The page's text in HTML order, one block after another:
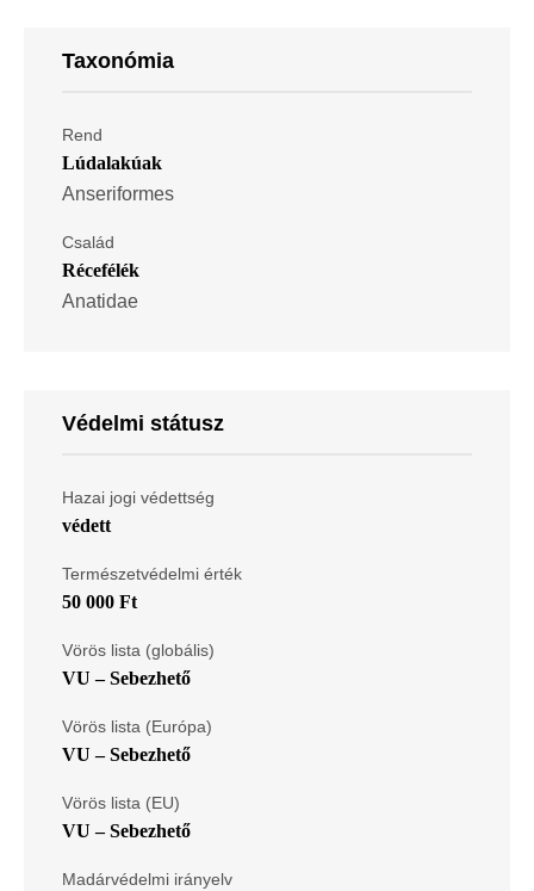
Taxonómia
Rend
Lúdalakúak
Anseriformes
Család
Récefélék
Anatidae
Védelmi státusz
Hazai jogi védettség
védett
Természetvédelmi érték
50 000 Ft
Vörös lista (globális)
VU – Sebezhető
Vörös lista (Európa)
VU – Sebezhető
Vörös lista (EU)
VU – Sebezhető
Madárvédelmi irányelv